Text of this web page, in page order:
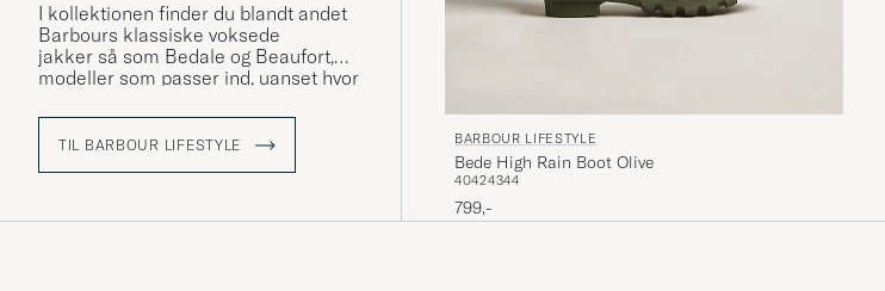
I kollektionen finder du blandt andet
Barbours klassiske voksede
jakker så som Bedale og Beaufort,
modeller som passer ind, uanset hvor
jagt eller ude og gå en tur i storbyen.
TIL BARBOUR LIFESTYLE BARBOUR LIFESTYLE
Bede High Rain Boot Olive
40424344
799,-